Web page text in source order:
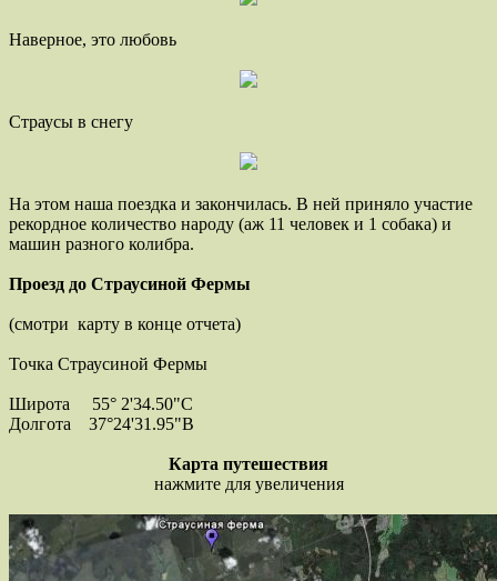
Наверное, это любовь
Страусы в снегу
На этом наша поездка и закончилась. В ней приняло участие
рекордное количество народу (аж 11 человек и 1 собака) и
машин разного колибра.
Проезд до Страусиной Фермы
(смотри карту в конце отчета)
Точка Страусиной Фермы
Широта 55° 2'34.50"С
Долгота 37°24'31.95"В
Карта путешествия
нажмите для увеличения